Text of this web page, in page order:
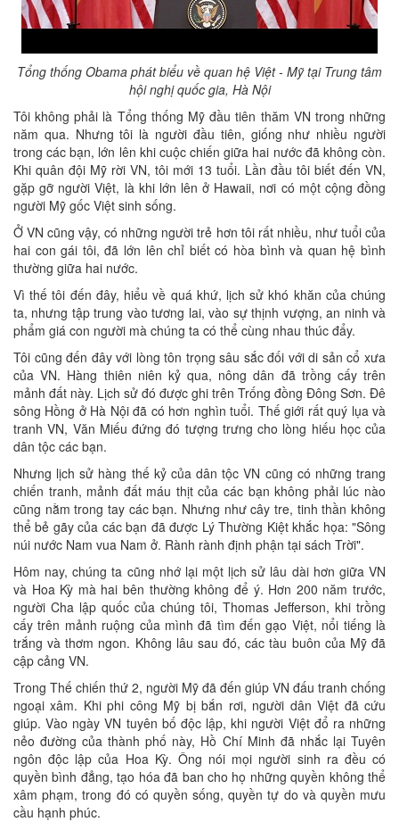
Tổng thống Obama phát biểu về quan hệ Việt - Mỹ tại Trung tâm
hội nghị quốc gia, Hà Nội
Tôi không phải là Tổng thống Mỹ đầu tiên thăm VN trong những
năm qua. Nhưng tôi là người đầu tiên, giống như nhiều người
trong các bạn, lớn lên khi cuộc chiến giữa hai nước đã không còn.
Khi quân đội Mỹ rời VN, tôi mới 13 tuổi. Lần đầu tôi biết đến VN,
gặp gỡ người Việt, là khi lớn lên ở Hawaii, nơi có một cộng đồng
người Mỹ gốc Việt sinh sống.
Ở VN cũng vậy, có những người trẻ hơn tôi rất nhiều, như tuổi của
hai con gái tôi, đã lớn lên chỉ biết có hòa bình và quan hệ bình
thường giữa hai nước.
Vì thế tôi đến đây, hiểu về quá khứ, lịch sử khó khăn của chúng
ta, nhưng tập trung vào tương lai, vào sự thịnh vượng, an ninh và
phẩm giá con người mà chúng ta có thể cùng nhau thúc đẩy.
Tôi cũng đến đây với lòng tôn trọng sâu sắc đối với di sản cổ xưa
của VN. Hàng thiên niên kỷ qua, nông dân đã trồng cấy trên
mảnh đất này. Lịch sử đó được ghi trên Trống đồng Đông Sơn. Đê
sông Hồng ở Hà Nội đã có hơn nghìn tuổi. Thế giới rất quý lụa và
tranh VN, Văn Miếu đứng đó tượng trưng cho lòng hiếu học của
dân tộc các bạn.
Nhưng lịch sử hàng thế kỷ của dân tộc VN cũng có những trang
chiến tranh, mảnh đất máu thịt của các bạn không phải lúc nào
cũng nằm trong tay các bạn. Nhưng như cây tre, tinh thần không
thể bẻ gãy của các bạn đã được Lý Thường Kiệt khắc họa: "Sông
núi nước Nam vua Nam ở. Rành rành định phận tại sách Trời".
Hôm nay, chúng ta cũng nhớ lại một lịch sử lâu dài hơn giữa VN
và Hoa Kỳ mà hai bên thường không để ý. Hơn 200 năm trước,
người Cha lập quốc của chúng tôi, Thomas Jefferson, khi trồng
cấy trên mảnh ruộng của mình đã tìm đến gạo Việt, nổi tiếng là
trắng và thơm ngon. Không lâu sau đó, các tàu buôn của Mỹ đã
cập cảng VN.
Trong Thế chiến thứ 2, người Mỹ đã đến giúp VN đấu tranh chống
ngoại xâm. Khi phi công Mỹ bị bắn rơi, người dân Việt đã cứu
giúp. Vào ngày VN tuyên bố độc lập, khi người Việt đổ ra những
nẻo đường của thành phố này, Hồ Chí Minh đã nhắc lại Tuyên
ngôn độc lập của Hoa Kỳ. Ông nói mọi người sinh ra đều có
quyền bình đẳng, tạo hóa đã ban cho họ những quyền không thể
xâm phạm, trong đó có quyền sống, quyền tự do và quyền mưu
cầu hạnh phúc.